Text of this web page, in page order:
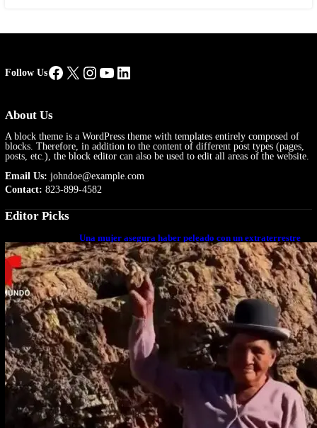
Follow UsFacebook
X Instagram
YouTube
LinkedIn
About Us
A block theme is a WordPress theme with templates entirely composed of
blocks. Therefore, in addition to the content of different post types (pages,
posts, etc.), the block editor can also be used to edit all areas of the website.
Email Us: johndoe@example.com
Contact: 823-899-4582
Editor Picks
Una mujer asegura haber peleado con un extraterrestre
cuerpo a cuerpo